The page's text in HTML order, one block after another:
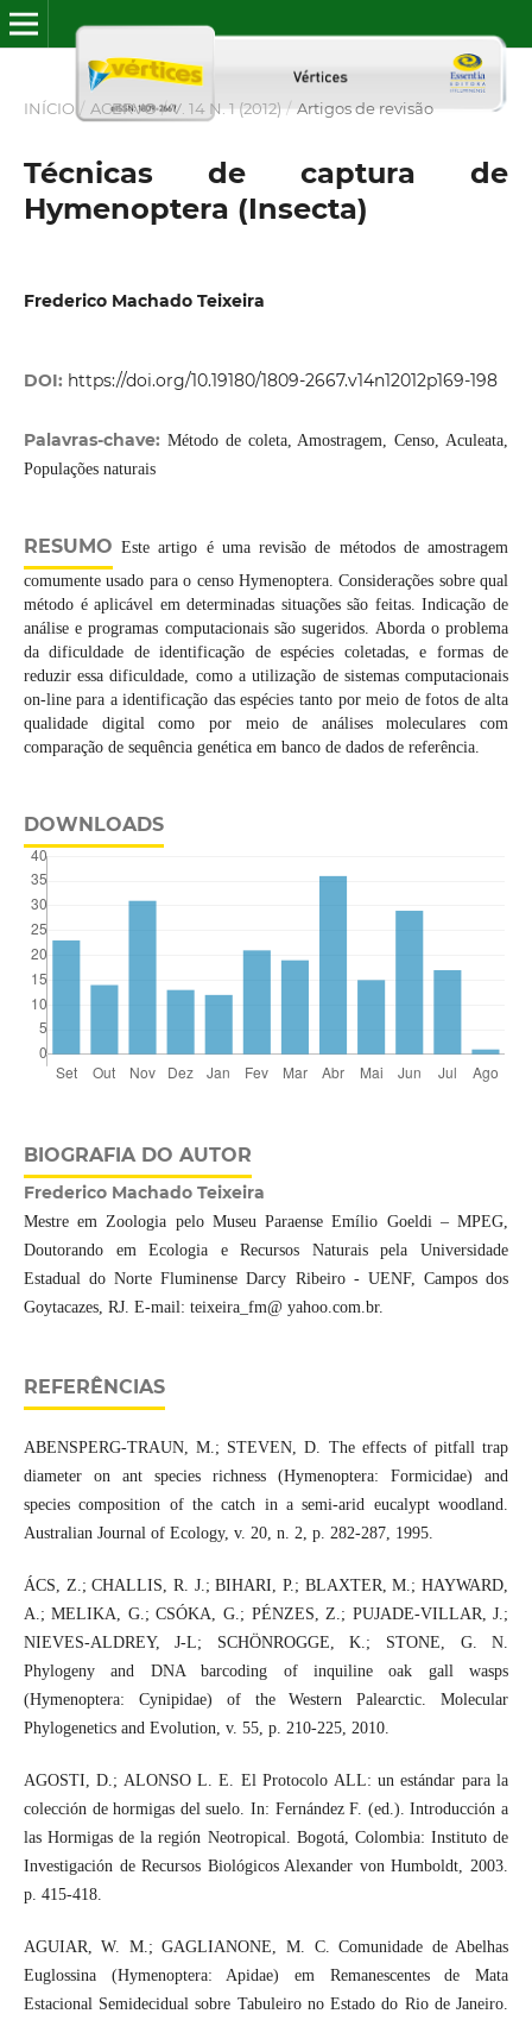
INÍCIO / ACERVO / V. 14 N. 1 (2012) / Artigos de revisão
Técnicas de captura de
Hymenoptera (Insecta)
Frederico Machado Teixeira
DOI: https://doi.org/10.19180/1809-2667.v14n12012p169-198
Palavras-chave: Método de coleta, Amostragem, Censo, Aculeata,
Populações naturais
RESUMO Este artigo é uma revisão de métodos de amostragem
comumente usado para o censo Hymenoptera. Considerações sobre qual
método é aplicável em determinadas situações são feitas. Indicação de
análise e programas computacionais são sugeridos. Aborda o problema
da dificuldade de identificação de espécies coletadas, e formas de
reduzir essa dificuldade, como a utilização de sistemas computacionais
on-line para a identificação das espécies tanto por meio de fotos de alta
qualidade digital como por meio de análises moleculares com
comparação de sequência genética em banco de dados de referência.
DOWNLOADS
BIOGRAFIA DO AUTOR
Frederico Machado Teixeira
Mestre em Zoologia pelo Museu Paraense Emílio Goeldi – MPEG,
Doutorando em Ecologia e Recursos Naturais pela Universidade
Estadual do Norte Fluminense Darcy Ribeiro - UENF, Campos dos
Goytacazes, RJ. E-mail: teixeira_fm@ yahoo.com.br.
REFERÊNCIAS
ABENSPERG-TRAUN, M.; STEVEN, D. The effects of pitfall trap
diameter on ant species richness (Hymenoptera: Formicidae) and
species composition of the catch in a semi-arid eucalypt woodland.
Australian Journal of Ecology, v. 20, n. 2, p. 282-287, 1995.
ÁCS, Z.; CHALLIS, R. J.; BIHARI, P.; BLAXTER, M.; HAYWARD,
A.; MELIKA, G.; CSÓKA, G.; PÉNZES, Z.; PUJADE-VILLAR, J.;
NIEVES-ALDREY, J-L; SCHÖNROGGE, K.; STONE, G. N.
Phylogeny and DNA barcoding of inquiline oak gall wasps
(Hymenoptera: Cynipidae) of the Western Palearctic. Molecular
Phylogenetics and Evolution, v. 55, p. 210-225, 2010.
AGOSTI, D.; ALONSO L. E. El Protocolo ALL: un estándar para la
colección de hormigas del suelo. In: Fernández F. (ed.). Introducción a
las Hormigas de la región Neotropical. Bogotá, Colombia: Instituto de
Investigación de Recursos Biológicos Alexander von Humboldt, 2003.
p. 415-418.
AGUIAR, W. M.; GAGLIANONE, M. C. Comunidade de Abelhas
Euglossina (Hymenoptera: Apidae) em Remanescentes de Mata
Estacional Semidecidual sobre Tabuleiro no Estado do Rio de Janeiro.